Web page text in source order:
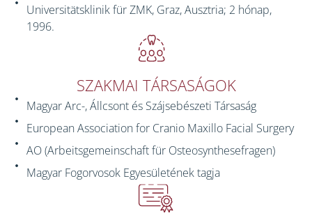
Universitätsklinik für ZMK, Graz, Ausztria; 2 hónap,
1996.
SZAKMAI TÁRSASÁGOK
Magyar Arc-, Állcsont és Szájsebészeti Társaság
European Association for Cranio Maxillo Facial Surgery
AO (Arbeitsgemeinschaft für Osteosynthesefragen)
Magyar Fogorvosok Egyesületének tagja